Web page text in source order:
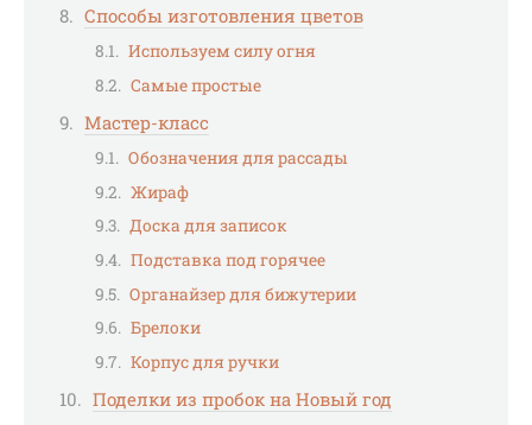
Способы изготовления цветов
Используем силу огня
Самые простые
Мастер-класс
Обозначения для рассады
Жираф
Доска для записок
Подставка под горячее
Органайзер для бижутерии
Брелоки
Корпус для ручки
Поделки из пробок на Новый год